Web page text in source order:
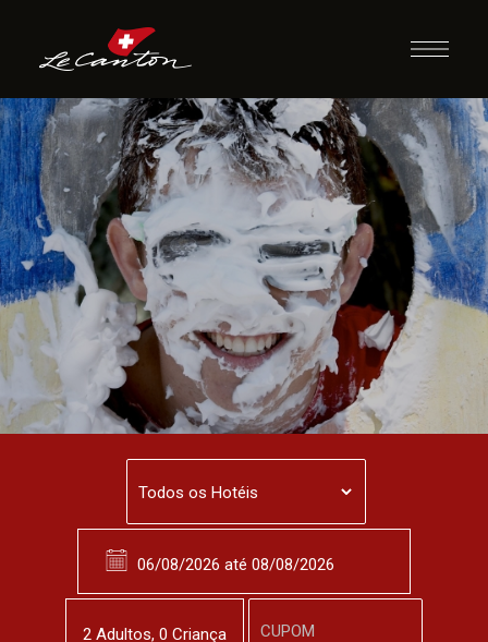
Torta na Cara
2 Adultos, 0 Criança